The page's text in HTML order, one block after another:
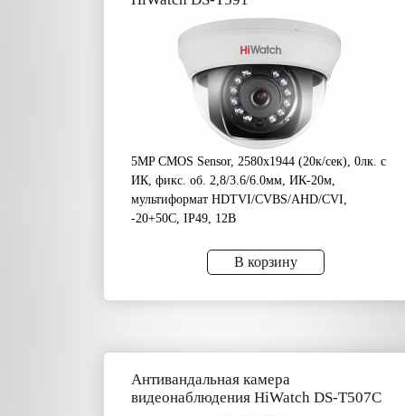
5MP CMOS Sensor, 2580х1944 (20к/сек), 0лк. с
ИК, фикс. об. 2,8/3.6/6.0мм, ИК-20м,
мультиформат HDTVI/CVBS/AHD/CVI,
-20+50C, IP49, 12В
В корзину
Антивандальная камера
видеонаблюдения HiWatch DS-T507C